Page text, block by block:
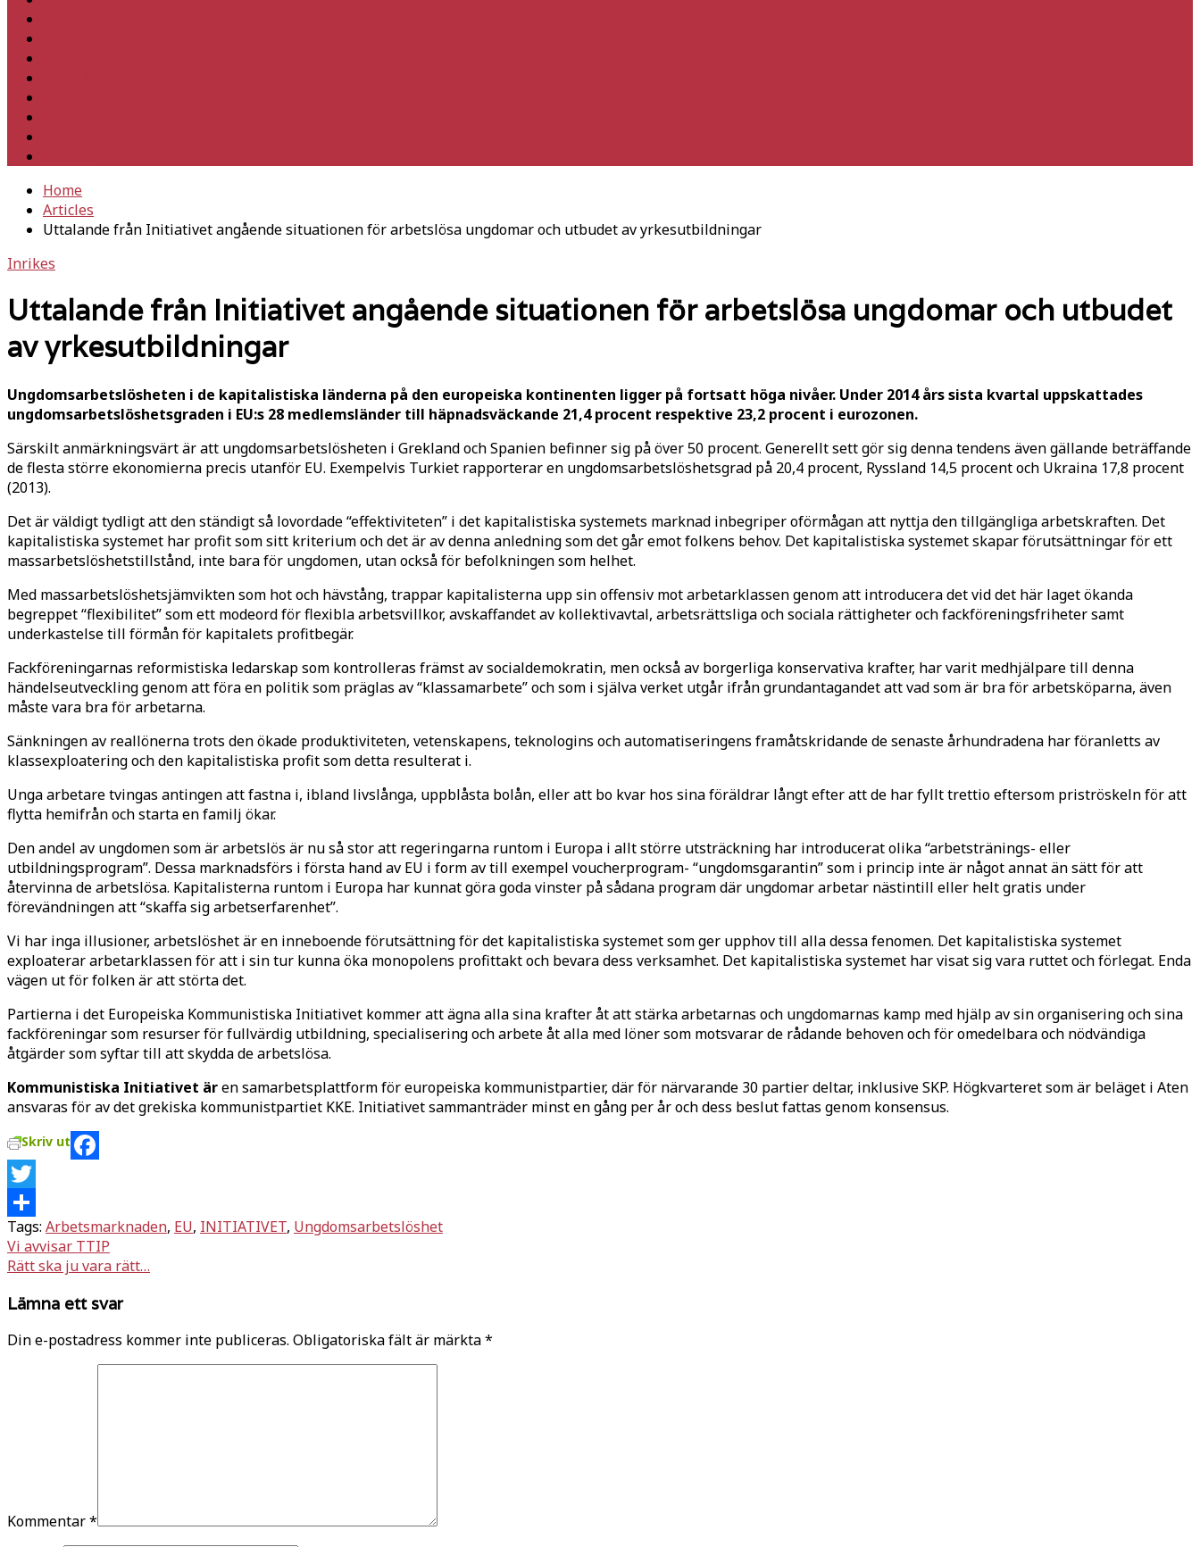
Home
Articles
Uttalande från Initiativet angående situationen för arbetslösa ungdomar och utbudet av yrkesutbildningar
Inrikes
Uttalande från Initiativet angående situationen för arbetslösa ungdomar och utbudet
av yrkesutbildningar
Ungdomsarbetslösheten i de kapitalistiska länderna på den europeiska kontinenten ligger på fortsatt höga nivåer. Under 2014 års sista kvartal uppskattades
ungdomsarbetslöshetsgraden i EU:s 28 medlemsländer till häpnadsväckande 21,4 procent respektive 23,2 procent i eurozonen.
Särskilt anmärkningsvärt är att ungdomsarbetslösheten i Grekland och Spanien befinner sig på över 50 procent. Generellt sett gör sig denna tendens även gällande beträffande
de flesta större ekonomierna precis utanför EU. Exempelvis Turkiet rapporterar en ungdomsarbetslöshetsgrad på 20,4 procent, Ryssland 14,5 procent och Ukraina 17,8 procent
(2013).
Det är väldigt tydligt att den ständigt så lovordade “effektiviteten” i det kapitalistiska systemets marknad inbegriper oförmågan att nyttja den tillgängliga arbetskraften. Det
kapitalistiska systemet har profit som sitt kriterium och det är av denna anledning som det går emot folkens behov. Det kapitalistiska systemet skapar förutsättningar för ett
massarbetslöshetstillstånd, inte bara för ungdomen, utan också för befolkningen som helhet.
Med massarbetslöshetsjämvikten som hot och hävstång, trappar kapitalisterna upp sin offensiv mot arbetarklassen genom att introducera det vid det här laget ökanda
begreppet “flexibilitet” som ett modeord för flexibla arbetsvillkor, avskaffandet av kollektivavtal, arbetsrättsliga och sociala rättigheter och fackföreningsfriheter samt
underkastelse till förmån för kapitalets profitbegär.
Fackföreningarnas reformistiska ledarskap som kontrolleras främst av socialdemokratin, men också av borgerliga konservativa krafter, har varit medhjälpare till denna
händelseutveckling genom att föra en politik som präglas av “klassamarbete” och som i själva verket utgår ifrån grundantagandet att vad som är bra för arbetsköparna, även
måste vara bra för arbetarna.
Sänkningen av reallönerna trots den ökade produktiviteten, vetenskapens, teknologins och automatiseringens framåtskridande de senaste århundradena har föranletts av
klassexploatering och den kapitalistiska profit som detta resulterat i.
Unga arbetare tvingas antingen att fastna i, ibland livslånga, uppblåsta bolån, eller att bo kvar hos sina föräldrar långt efter att de har fyllt trettio eftersom priströskeln för att
flytta hemifrån och starta en familj ökar.
Den andel av ungdomen som är arbetslös är nu så stor att regeringarna runtom i Europa i allt större utsträckning har introducerat olika “arbetstränings- eller
utbildningsprogram”. Dessa marknadsförs i första hand av EU i form av till exempel voucherprogram- “ungdomsgarantin” som i princip inte är något annat än sätt för att
återvinna de arbetslösa. Kapitalisterna runtom i Europa har kunnat göra goda vinster på sådana program där ungdomar arbetar nästintill eller helt gratis under
förevändningen att “skaffa sig arbetserfarenhet”.
Vi har inga illusioner, arbetslöshet är en inneboende förutsättning för det kapitalistiska systemet som ger upphov till alla dessa fenomen. Det kapitalistiska systemet
exploaterar arbetarklassen för att i sin tur kunna öka monopolens profittakt och bevara dess verksamhet. Det kapitalistiska systemet har visat sig vara ruttet och förlegat. Enda
vägen ut för folken är att störta det.
Partierna i det Europeiska Kommunistiska Initiativet kommer att ägna alla sina krafter åt att stärka arbetarnas och ungdomarnas kamp med hjälp av sin organisering och sina
fackföreningar som resurser för fullvärdig utbildning, specialisering och arbete åt alla med löner som motsvarar de rådande behoven och för omedelbara och nödvändiga
åtgärder som syftar till att skydda de arbetslösa.
Kommunistiska Initiativet ären samarbetsplattform för europeiska kommunistpartier, där för närvarande 30 partier deltar, inklusive SKP. Högkvarteret som är beläget i Aten
ansvaras för av det grekiska kommunistpartiet KKE. Initiativet sammanträder minst en gång per år och dess beslut fattas genom konsensus.
Skriv ut
Facebook
Twitter
Dela
Tags: Arbetsmarknaden, EU, INITIATIVET, Ungdomsarbetslöshet
Inläggsnavigering
Vi avvisar TTIP
Rätt ska ju vara rätt…
Lämna ett svar
Din e-postadress kommer inte publiceras. Obligatoriska fält är märkta*
Kommentar*